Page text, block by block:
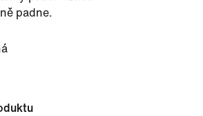
padne.